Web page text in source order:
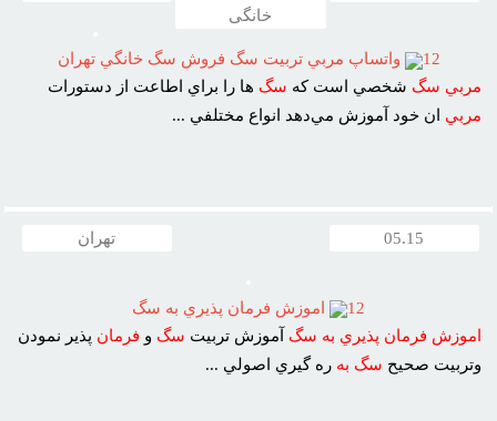
خانگی
12
واتساپ مربي تربيت سگ فروش سگ خانگي تهران
مربي سگ شخصي است که سگ ها را براي اطاعت از دستورات
مربي ان خود آموزش مي‌دهد انواع مختلفي ...
05.15 تهران
12
اموزش فرمان پذيري به سگ
اموزش فرمان پذيري به سگ آموزش تربيت سگ و فرمان پذير نمودن
وتربيت صحيح سگ به ره گيري اصولي ...